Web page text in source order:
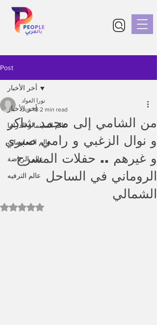
Post
أخر الأخبار
عالم السينما و الدراما
عالم المعلومات
عالم الرياضة
عالم الترفيه
أخر الأخبار
من الشامي إلى محمد شاكر
و نوال الزغبي و رامي صبري
و غيرهم .. حفلات المسرح
الروماني في الساحل
الشمالي
نورا العواد
Jun 18 2 min read
Rated NaN out of 5 stars.